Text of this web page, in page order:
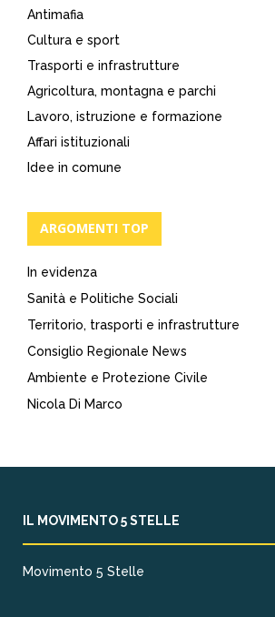
Antimafia
Cultura e sport
Trasporti e infrastrutture
Agricoltura, montagna e parchi
Lavoro, istruzione e formazione
Affari istituzionali
Idee in comune
ARGOMENTI TOP
In evidenza
Sanità e Politiche Sociali
Territorio, trasporti e infrastrutture
Consiglio Regionale News
Ambiente e Protezione Civile
Nicola Di Marco
IL MOVIMENTO 5 STELLE
Movimento 5 Stelle